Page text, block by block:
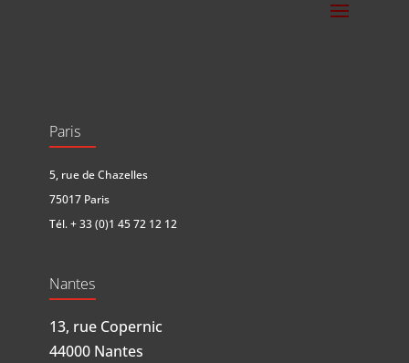
Paris
5, rue de Chazelles
75017 Paris
Tél.+ 33 (0)1 45 72 12 12
Nantes
13, rue Copernic
44000 Nantes